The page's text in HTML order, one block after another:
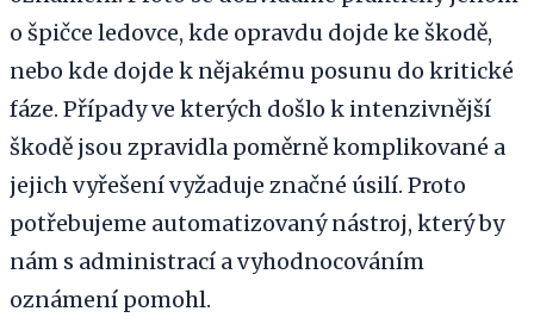
o špičce ledovce, kde opravdu dojde ke škodě,
nebo kde dojde k nějakému posunu do kritické
fáze. Případy ve kterých došlo k intenzivnější
škodě jsou zpravidla poměrně komplikované a
jejich vyřešení vyžaduje značné úsilí. Proto
potřebujeme automatizovaný nástroj, který by
nám s administrací a vyhodnocováním
oznámení pomohl.